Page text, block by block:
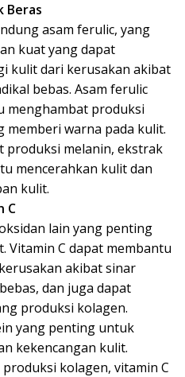
Beras
asam ferulic, yang
kuat yang dapat
kulit dari kerusakan akibat
bebas. Asam ferulic
menghambat produksi
memberi warna pada kulit.
produksi melanin, ekstrak
mencerahkan kulit dan
kulit.
C
lain yang penting
Vitamin C dapat membantu
akibat sinar
dan juga dapat
produksi kolagen.
yang penting untuk
kekencangan kulit.
kolagen, vitamin C